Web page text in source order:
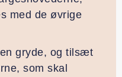
med de øvrige
gryde, og tilsæt
som skal